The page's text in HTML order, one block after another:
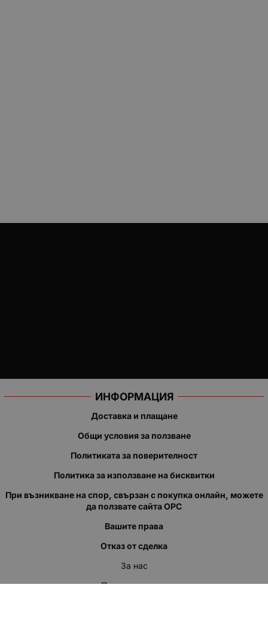
ИНФОРМАЦИЯ
Доставка и плащане
Общи условия за ползване
Политиката за поверителност
Политика за използване на бисквитки
При възникване на спор, свързан с покупка онлайн, можете
да ползвате сайта ОРС
Вашите права
Отказ от сделка
За нас
Полезни връзки